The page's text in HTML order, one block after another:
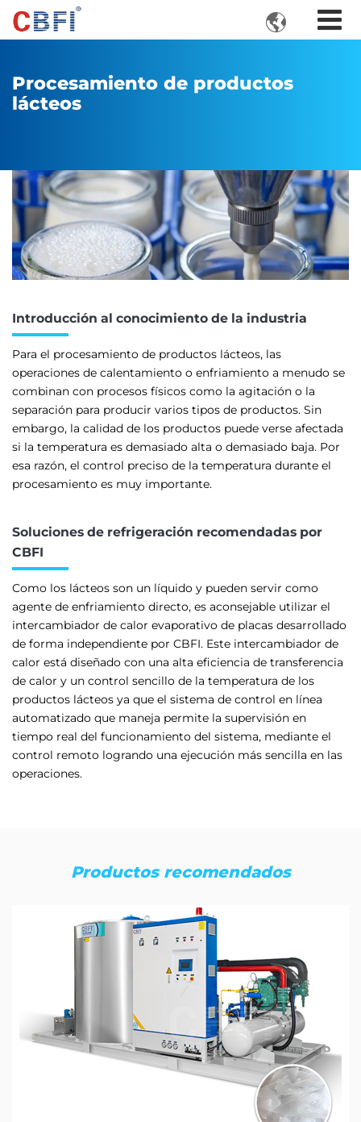

Procesamiento de productos
lácteos
Introducción al conocimiento de la industria
Para el procesamiento de productos lácteos, las
operaciones de calentamiento o enfriamiento a menudo se
combinan con procesos físicos como la agitación o la
separación para producir varios tipos de productos. Sin
embargo, la calidad de los productos puede verse afectada
si la temperatura es demasiado alta o demasiado baja. Por
esa razón, el control preciso de la temperatura durante el
procesamiento es muy importante.
Soluciones de refrigeración recomendadas por
CBFI
Como los lácteos son un líquido y pueden servir como
agente de enfriamiento directo, es aconsejable utilizar el
intercambiador de calor evaporativo de placas desarrollado
de forma independiente por CBFI. Este intercambiador de
calor está diseñado con una alta eficiencia de transferencia
de calor y un control sencillo de la temperatura de los
productos lácteos ya que el sistema de control en línea
automatizado que maneja permite la supervisión en
tiempo real del funcionamiento del sistema, mediante el
control remoto logrando una ejecución más sencilla en las
operaciones.
Productos recomendados